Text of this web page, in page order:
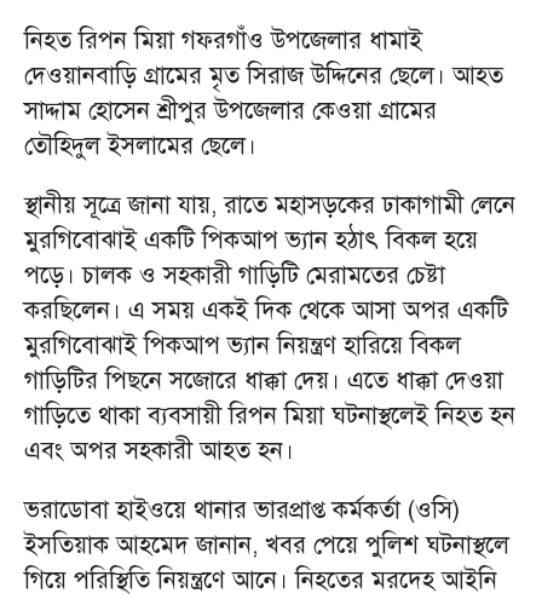
নিহত রিপন মিয়া গফরগাঁও উপজেলার ধামাই
দেওয়ানবাড়ি গ্রামের মৃত সিরাজ উদ্দিনের ছেলে। আহত
সাদ্দাম হোসেন শ্রীপুর উপজেলার কেওয়া গ্রামের
তৌহিদুল ইসলামের ছেলে।
স্থানীয় সূত্রে জানা যায়, রাতে মহাসড়কের ঢাকাগামী লেনে
মুরগিবোঝাই একটি পিকআপ ভ্যান হঠাৎ বিকল হয়ে
পড়ে। চালক ও সহকারী গাড়িটি মেরামতের চেষ্টা
করছিলেন। এ সময় একই দিক থেকে আসা অপর একটি
মুরগিবোঝাই পিকআপ ভ্যান নিয়ন্ত্রণ হারিয়ে বিকল
গাড়িটির পিছনে সজোরে ধাক্কা দেয়। এতে ধাক্কা দেওয়া
গাড়িতে থাকা ব্যবসায়ী রিপন মিয়া ঘটনাস্থলেই নিহত হন
এবং অপর সহকারী আহত হন।
ভরাডোবা হাইওয়ে থানার ভারপ্রাপ্ত কর্মকর্তা (ওসি)
ইসতিয়াক আহমেদ জানান, খবর পেয়ে পুলিশ ঘটনাস্থলে
গিয়ে পরিস্থিতি নিয়ন্ত্রণে আনে। নিহতের মরদেহ আইনি